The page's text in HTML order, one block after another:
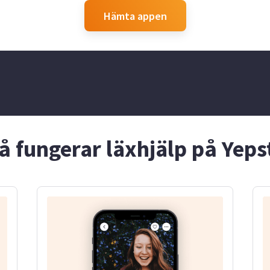
Hämta appen
fungerar läxhjälp på